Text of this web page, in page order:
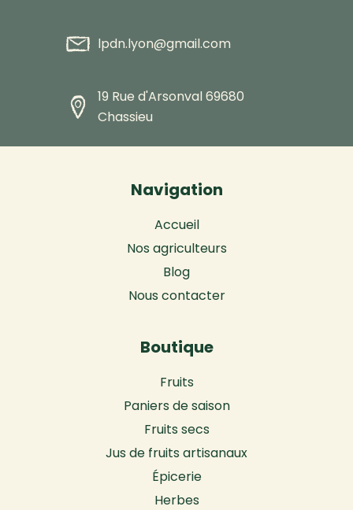
lpdn.lyon@gmail.com
19 Rue d'Arsonval 69680
Chassieu
Navigation
Accueil
Nos agriculteurs
Blog
Nous contacter
Boutique
Fruits
Paniers de saison
Fruits secs
Jus de fruits artisanaux
Épicerie
Herbes